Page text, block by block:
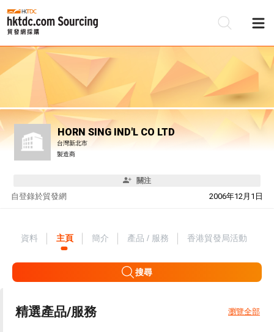
HORN SING IND'L CO LTD
台灣新北市
製造商
關注
自 2006年12月1日
登錄於貿發網
資料 主頁 簡介 產品 / 服務 香港貿發局活動
搜尋
精選產品/服務 瀏覽全部